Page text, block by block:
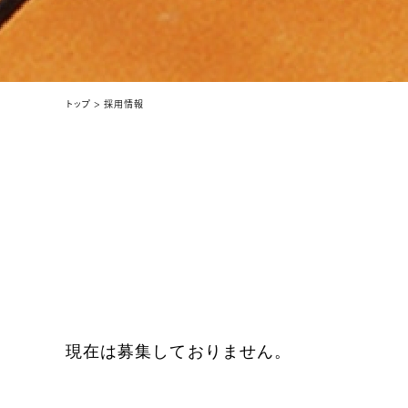
トップ 採用情報
現在は募集しておりません。